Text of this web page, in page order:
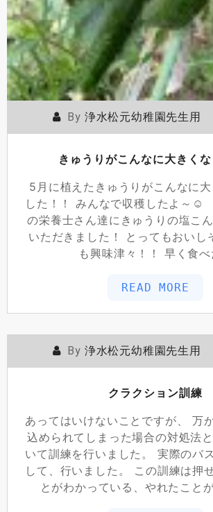
By 浄水松元幼稚園先生用
きゅうりがこんなに大きく
5月に植えたきゅうりがこんなに大
した！！ みんなで収穫したよ～☺
の栄養士さん達にきゅうりの塩こ
いただきました！ とってもおいし
も興味津々！！ 早く食
READ MORE
By 浄水松元幼稚園先生用
クラクション訓練
あってはいけないことですが、 万
込められてしまった場合の対処法
いて訓練を行いました。 実際のバ
して、行いました。 この訓練は押
とがわかっている、やれたこと